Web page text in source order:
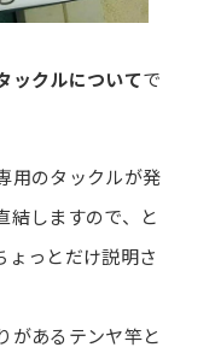
ックルについてで
用のタックルが発
結しますので、と
ょっとだけ説明さ
があるテンヤ竿と